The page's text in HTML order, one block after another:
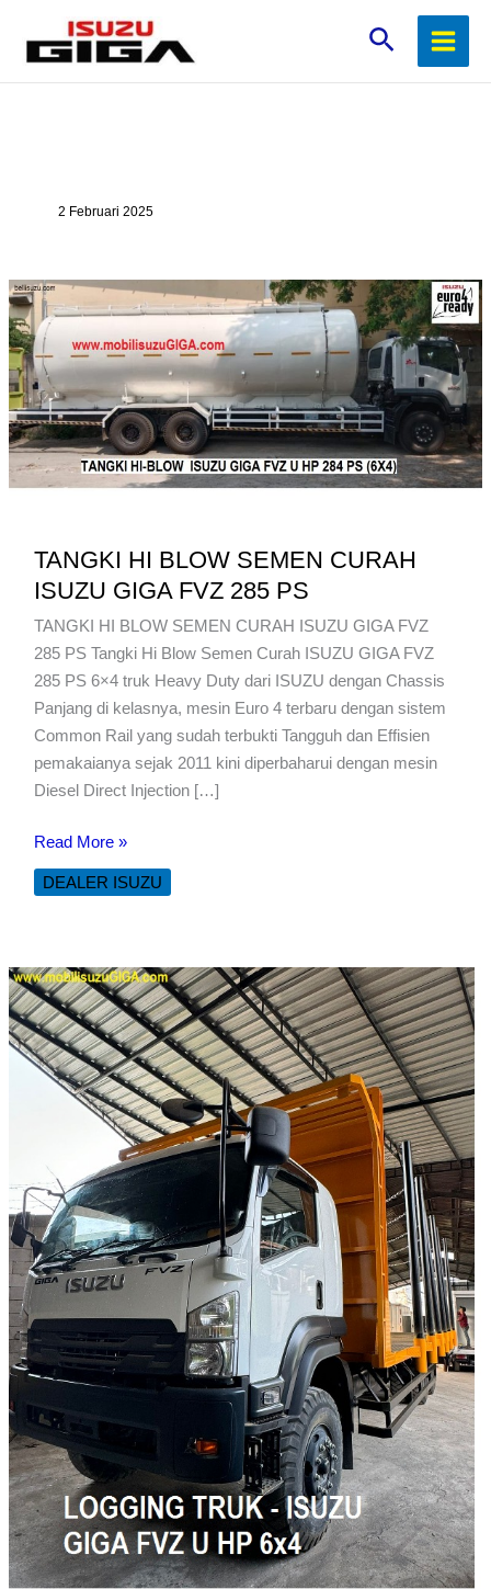
konten
Cari
2 Februari 2025
TANGKI HI BLOW SEMEN CURAH
ISUZU GIGA FVZ 285 PS
TANGKI HI BLOW SEMEN CURAH ISUZU GIGA FVZ
285 PS Tangki Hi Blow Semen Curah ISUZU GIGA FVZ
285 PS 6×4 truk Heavy Duty dari ISUZU dengan Chassis
Panjang di kelasnya, mesin Euro 4 terbaru dengan sistem
Common Rail yang sudah terbukti Tangguh dan Effisien
pemakaianya sejak 2011 kini diperbaharui dengan mesin
Diesel Direct Injection […]
TANGKI
HI
BLOW
ISUZU
GIGA
FVZ
285
PS
Read More »
DEALER ISUZU